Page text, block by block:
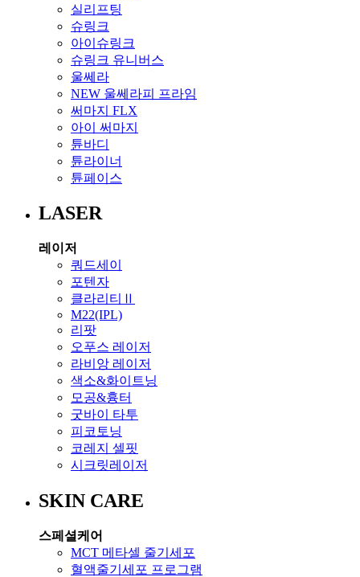
실리프팅
슈링크
아이슈링크
슈링크 유니버스
울쎄라
NEW 울쎄라피 프라임
써마지 FLX
아이 써마지
튠바디
튠라이너
튠페이스
LASER
레이저
쿼드세이
포텐자
클라리티Ⅱ
M22(IPL)
리팟
오푸스 레이저
라비앙 레이저
색소&화이트닝
모공&흉터
굿바이 타투
피코토닝
코레지 셀핏
시크릿레이저
SKIN CARE
스페셜케어
MCT 메타셀 줄기세포
혈액줄기세포 프로그램